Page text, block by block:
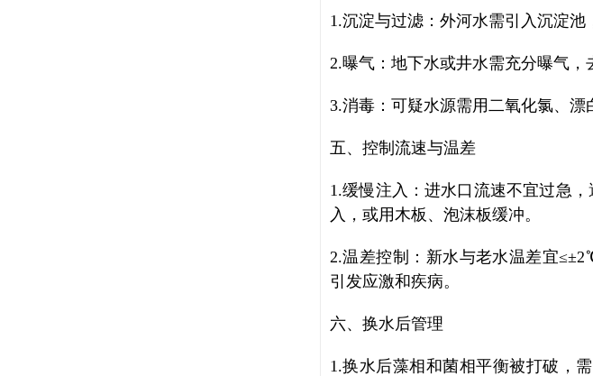
1.沉淀与过滤：外河水需引入沉淀池
2.曝气：地下水或井水需充分曝气，
3.消毒：可疑水源需用二氧化氯、漂
五、控制流速与温差
1.缓慢注入：进水口流速不宜过急
入，或用木板、泡沫板缓冲。
2.温差控制：新水与老水温差宜
引发应激和疾病。
六、换水后管理
1.换水后藻相和菌相平衡被打破，